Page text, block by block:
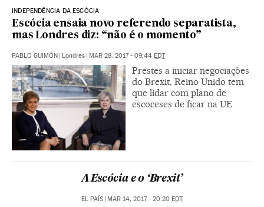
INDEPENDÊNCIA DA ESCÓCIA
Escócia ensaia novo referendo separatista,
mas Londres diz: “não é o momento”
PABLO GUIMÓN | Londres | MAR 28, 2017 - 09:44 EDT
Prestes a iniciar negociações
do Brexit, Reino Unido tem
que lidar com plano de
escoceses de ficar na UE
A Escócia e o ‘Brexit’
EL PAÍS | MAR 14, 2017 - 20:20 EDT